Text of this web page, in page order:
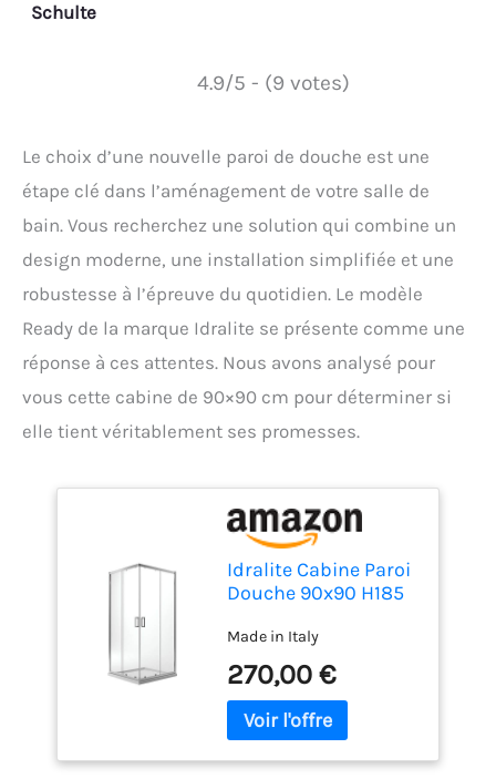
Schulte
4.9/5 - (9 votes)
Le choix d’une nouvelle paroi de douche est une
étape clé dans l’aménagement de votre salle de
bain. Vous recherchez une solution qui combine un
design moderne, une installation simplifiée et une
robustesse à l’épreuve du quotidien. Le modèle
Ready de la marque Idralite se présente comme une
réponse à ces attentes. Nous avons analysé pour
vous cette cabine de 90×90 cm pour déterminer si
elle tient véritablement ses promesses.
Idralite Cabine Paroi
Douche 90x90 H185
Mod. Ready
Made in Italy
270,00 €